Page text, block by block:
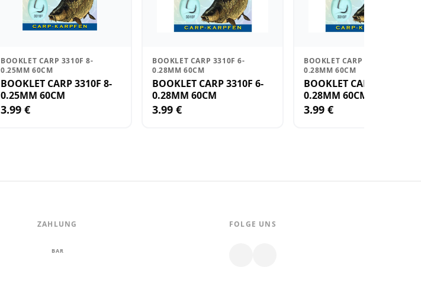
BOOKLET CARP 3310F 8-
0.25MM 60CM
BOOKLET CARP 3310F 8-
0.25MM 60CM
3.99 €
BOOKLET CARP 3310F 6-
0.28MM 60CM
BOOKLET CARP 3310F 6-
0.28MM 60CM
3.99 €
BOOKLET CARP 3310F 4-
0.28MM 60CM
BOOKLET CARP 3310F 4-
0.28MM 60CM
3.99 €
ZAHLUNG
BAR
FOLGE UNS